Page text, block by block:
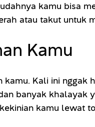
kamu bisa
atau takut untuk
Kamu
Kali ini
banyak
kamu lewat